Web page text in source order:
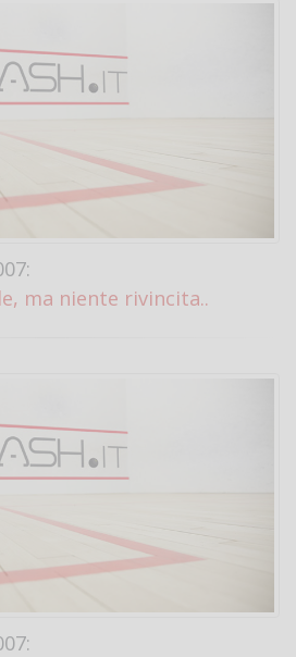
ma niente rivincita..